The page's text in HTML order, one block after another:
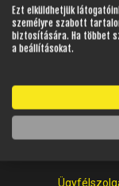
Vasárnap:
Ezt elküldhetjük
személyre szabott
biztosítására. Ha többet
a beállításokat.